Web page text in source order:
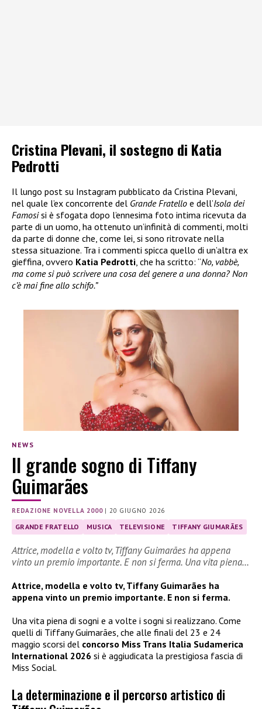
Cristina Plevani, il sostegno di Katia
Pedrotti
Il lungo post su Instagram pubblicato da Cristina Plevani,
nel quale l’ex concorrente del Grande Fratello e dell’Isola dei
Famosisi è sfogata dopo l’ennesima foto intima ricevuta da
parte di un uomo, ha ottenuto un’infinità di commenti, molti
da parte di donne che, come lei, si sono ritrovate nella
stessa situazione. Tra i commenti spicca quello di un’altra ex
gieffina, ovvero Katia Pedrotti, che ha scritto: “No, vabbè,
ma come si può scrivere una cosa del genere a una donna? Non
c’è mai fine allo schifo.”
NEWS
Il grande sogno di Tiffany
Guimarães
REDAZIONE NOVELLA 2000|20 GIUGNO 2026
GRANDE FRATELLO MUSICA TELEVISIONE TIFFANY GIUMARÃES
Attrice, modella e volto tv, Tiffany Guimarães ha appena
vinto un premio importante. E non si ferma. Una vita piena…
Attrice, modella e volto tv, Tiffany Guimarães ha
appena vinto un premio importante. E non si ferma.
Una vita piena di sogni e a volte i sogni si realizzano. Come
quelli di Tiffany Guimarães, che alle finali del 23 e 24
maggio scorsi del concorso Miss Trans Italia Sudamerica
International 2026 si è aggiudicata la prestigiosa fascia di
Miss Social.
La determinazione e il percorso artistico di